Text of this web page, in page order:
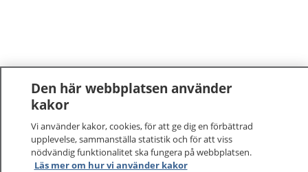
Den här webbplatsen använder
kakor
Vi använder kakor, cookies, för att ge dig en förbättrad
upplevelse, sammanställa statistik och för att viss
nödvändig funktionalitet ska fungera på webbplatsen.
Läs mer om hur vi använder kakor